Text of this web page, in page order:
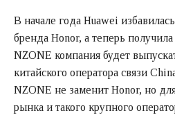
В начале года Huawei
бренда Honor, а теперь
NZONE компания будет
китайского оператора связи
NZONE не заменит Honor, но
рынка и такого крупного